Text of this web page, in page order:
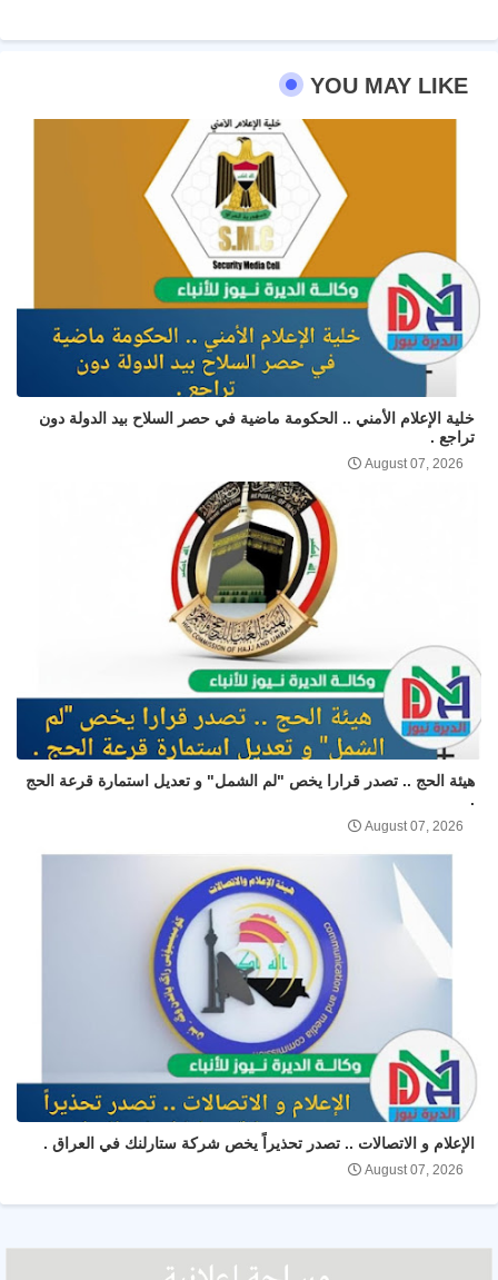
YOU MAY LIKE
خلية الإعلام الأمني .. الحكومة ماضية في حصر السلاح بيد الدولة دون
تراجع .
August 07, 2026
هيئة الحج .. تصدر قرارا يخص "لم الشمل" و تعديل استمارة قرعة الحج
.
August 07, 2026
الإعلام و الاتصالات .. تصدر تحذيراً يخص شركة ستارلنك في العراق .
August 07, 2026